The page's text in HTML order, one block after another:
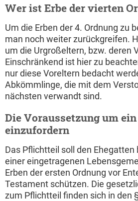
Wer ist Erbe der vierten
Um die Erben der 4. Ordnung zu
man noch weiter zurückgreifen.
um die Urgroßeltern, bzw. deren
Einschränkend ist hier zu
nur diese Voreltern bedacht
Abkömmlinge, die mit dem
nächsten verwandt sind.
Die Voraussetzung um
einzufordern
Das Pflichtteil soll den Ehegatten
einer eingetragenen
Erben der ersten Ordnung vor
Testament schützen. Die
zum Pflichtteil finden sich in den